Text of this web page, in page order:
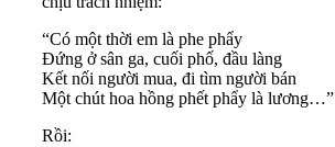
“Có một thời em là phe phẩy
Đứng ở sân ga, cuối phố, đầu làng
Kết nối người mua, đi tìm người bán
Một chút hoa hồng phết phẩy là lương…”
Rồi: